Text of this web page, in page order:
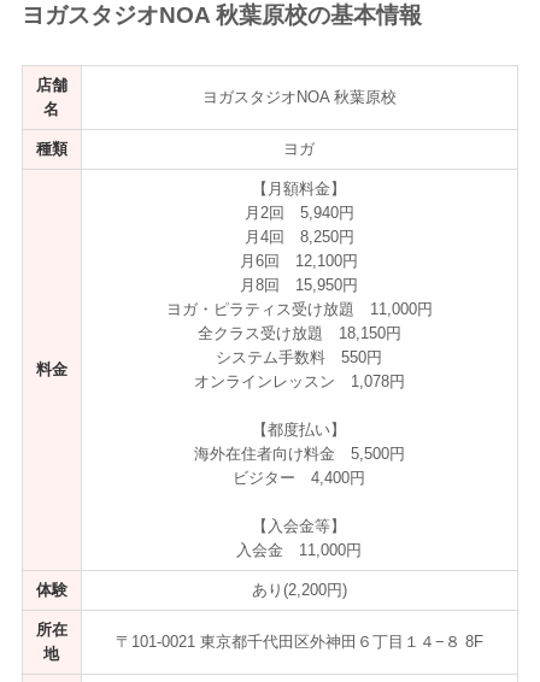
ヨガスタジオNOA 秋葉原校の基本情報
店舗
名
ヨガスタジオNOA 秋葉原校
種類 ヨガ
料金
【月額料金】
月2回 5,940円
月4回 8,250円
月6回 12,100円
月8回 15,950円
ヨガ・ピラティス受け放題 11,000円
全クラス受け放題 18,150円
システム手数料 550円
オンラインレッスン 1,078円
【都度払い】
海外在住者向け料金 5,500円
ビジター 4,400円
【入会金等】
入会金 11,000円
体験 あり(2,200円)
所在
地
〒101-0021 東京都千代田区外神田６丁目１４−８ 8F